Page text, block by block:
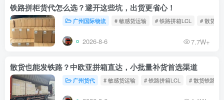
铁路拼柜货代怎么选？避开这些坑，出货更省心！
广州国际物流 # 敏感货运输 # 铁路拼箱LCL # 散货铁
2026-8-6 7.7W+
散货也能发铁路？中欧亚拼箱直达，小批量补货首选渠道
广州货代 # 敏感货运输 # 铁路拼箱LCL # 散货铁路